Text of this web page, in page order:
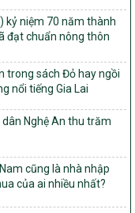
chuỗi giá trị thuộc
Giảm nghèo bền vững
2026
thực hiện Chương trình
giảm nghèo bền
bào dân tộc thiểu
đoạn I: Từ năm 2026
chí, điều kiện thuộc Bộ
2026 – 2030 thuộc
và Môi trường
kỷ niệm 70 năm thành
đạt chuẩn nông thôn
trong sách Đỏ hay ngồi
nổi tiếng Gia Lai
Nghệ An thu trăm
cũng là nhà nhập
của ai nhiều nhất?